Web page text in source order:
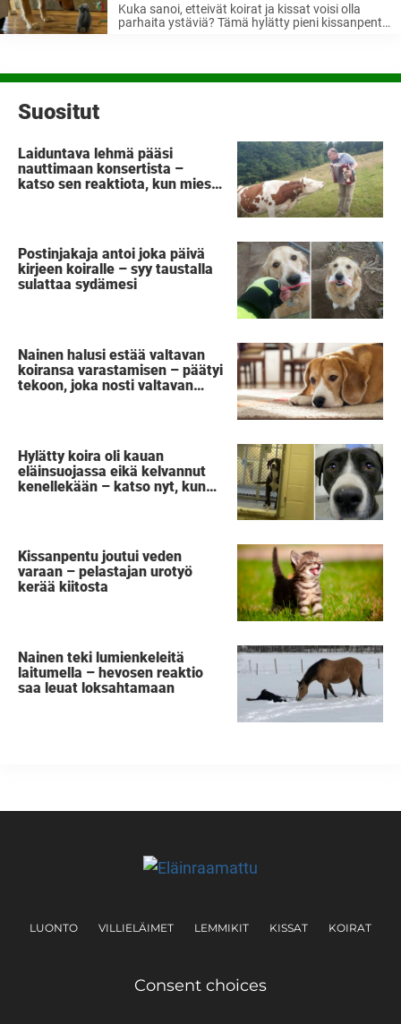
Kuka sanoi, etteivät koirat ja kissat voisi olla
parhaita ystäviä? Tämä hylätty pieni kissanpentu
ystäviämme. Monet lemmikkieläimet ovat
Suositut
Laiduntava lehmä pääsi
nauttimaan konsertista –
katso sen reaktiota, kun mies
Postinjakaja antoi joka päivä
kirjeen koiralle – syy taustalla
sulattaa sydämesi
Nainen halusi estää valtavan
koiransa varastamisen – päätyi
tekoon, joka nosti valtavan
Hylätty koira oli kauan
eläinsuojassa eikä kelvannut
kenellekään – katso nyt, kun
Kissanpentu joutui veden
varaan – pelastajan urotyö
kerää kiitosta
Nainen teki lumienkeleitä
laitumella – hevosen reaktio
saa leuat loksahtamaan
LUONTO VILLIELÄIMET LEMMIKIT KISSAT KOIRAT
Consent choices